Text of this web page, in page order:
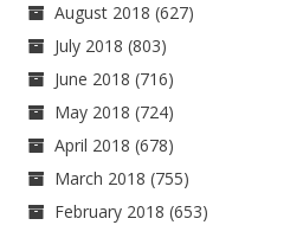
August 2018 (627)
July 2018 (803)
June 2018 (716)
May 2018 (724)
April 2018 (678)
March 2018 (755)
February 2018 (653)